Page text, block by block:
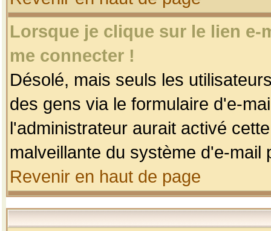
Lorsque je clique sur le lien
me connecter !
Désolé, mais seuls les
des gens via le formulaire d'e-
l'administrateur aurait activé
malveillante du système d'e-
Revenir en haut de page